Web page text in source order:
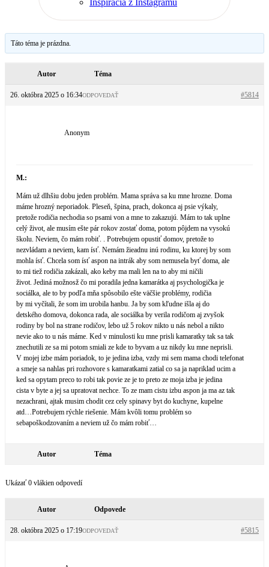
Inšpirácia z Instagramu
Táto téma je prázdna.
Autor Téma
26. októbra 2025 o 16:34 #5814
ODPOVEDAŤ
Anonym
M.:
Mám už dlhšiu dobu jeden problém. Mama správa sa ku mne hrozne. Doma
máme hrozný neporiadok. Pleseň, špina, prach, dokonca aj psie výkaly,
pretože rodičia nechodia so psami von a mne to zakazujú. Mám to tak uplne
celý život, ale musím ešte pár rokov zostať doma, potom pôjdem na vysokú
školu. Neviem, čo mám robiť. . Potrebujem opustiť domov, pretože to
nezvládam a neviem, kam ísť. Nemám žieadnu inú rodinu, ku ktorej by som
mohla ísť. Chcela som ísť aspon na intrák aby som nemusela byť doma, ale
to mi tiež rodičia zakázali, ako keby ma mali len na to aby mi ničili
život. Jediná možnosž čo mi poradila jedna kamarátka aj psychologička je
sociálka, ale to by podľa mňa spôsobilo ešte väčšie problémy, rodičia
by mi vyčítali, že som im urobila hanbu. Ja by som kľudne išla aj do
detského domova, dokonca rada, ale sociálka by verila rodičom aj zvyšok
rodiny by bol na strane rodičov, lebo už 5 rokov nikto u nás nebol a nikto
nevie ako to u nás máme. Ked v minulosti ku mne prisli kamaratky tak sa tak
znechutili ze sa mi potom smiali ze kde to byvam a uz nikdy ku mne neprisli.
V mojej izbe mám poriadok, to je jedina izba, vzdy mi sem mama chodi telefonat
a smeje sa nahlas pri rozhovore s kamaratkami zatial co sa ja napriklad ucim a
ked sa opytam preco to robi tak povie ze je to preto ze moja izba je jedina
cista v byte a jej sa upratovat nechce. To ze mam cistu izbu aspon ja ma az tak
nezachrani, ajtak musim chodit cez cely spinavy byt do kuchyne, kupelne
atd…Potrebujem rýchle riešenie. Mám kvôli tomu problém so
sebapoškodzovaním a neviem už čo mám robiť…
Autor Téma
Ukázať 0 vlákien odpovedí
Autor Odpovede
28. októbra 2025 o 17:19 #5815
ODPOVEDAŤ